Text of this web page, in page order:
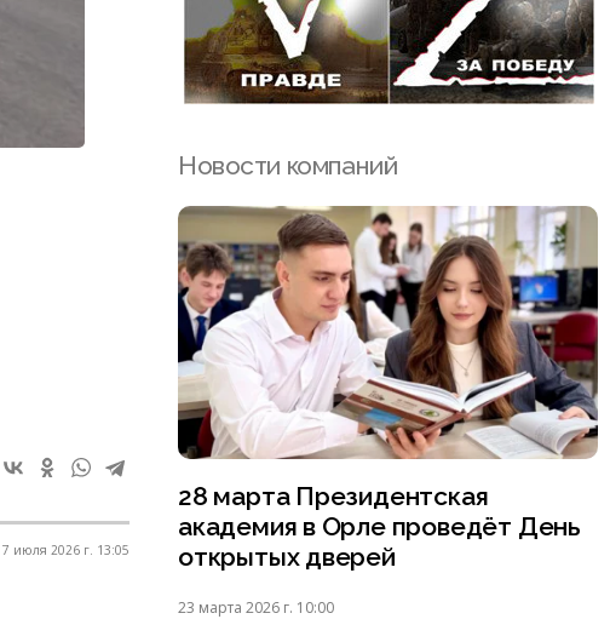
7 июля 2026 г. 13:05
Новости компаний
28 марта Президентская
академия в Орле проведёт День
открытых дверей
23 марта 2026 г. 10:00